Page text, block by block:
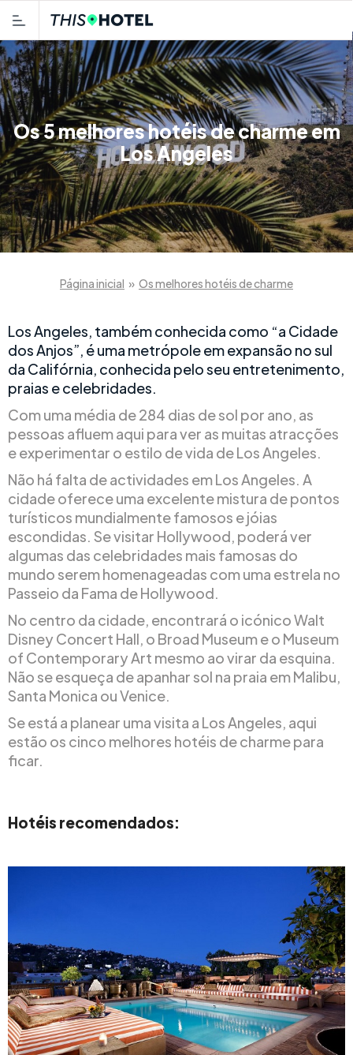
Os 5 melhores hotéis de charme em
Los Angeles
Página inicial » Os melhores hotéis de charme
Los Angeles, também conhecida como “a Cidade
dos Anjos”, é uma metrópole em expansão no sul
da Califórnia, conhecida pelo seu entretenimento,
praias e celebridades.
Com uma média de 284 dias de sol por ano, as
pessoas afluem aqui para ver as muitas atracções
e experimentar o estilo de vida de Los Angeles.
Não há falta de actividades em Los Angeles. A
cidade oferece uma excelente mistura de pontos
turísticos mundialmente famosos e jóias
escondidas. Se visitar Hollywood, poderá ver
algumas das celebridades mais famosas do
mundo serem homenageadas com uma estrela no
Passeio da Fama de Hollywood.
No centro da cidade, encontrará o icónico Walt
Disney Concert Hall, o Broad Museum e o Museum
of Contemporary Art mesmo ao virar da esquina.
Não se esqueça de apanhar sol na praia em Malibu,
Santa Monica ou Venice.
Se está a planear uma visita a Los Angeles, aqui
estão os cinco melhores hotéis de charme para
ficar.
Hotéis recomendados: